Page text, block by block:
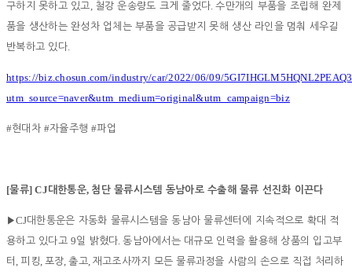
구하지 못하고 있고, 철강 운송량도 크게 줄었다.수만개의 부품을 조립해 완제
품을 생산하는 완성차 업체는 부품을 공급받지 못해 생산 라인을 멈춰 세우길
반복하고 있다.
https://biz.chosun.com/industry/car/2022/06/09/
utm_source=naver&utm_medium=original&utm_campaign=biz
#현대차#자율주행#파업
[물류] CJ대한통운, 첨단 물류시스템 동남아로 수출해 물류 선진화 이끈다
▶CJ대한통운은 자동화 물류시스템을 동남아 물류센터에 지속적으로 확대 적
용하고 있다고9일 밝혔다.동남아에서는 대규모 인력을 활용해 상품의 입고부
터 , 피킹, 포장,출고, 재고조사까지 모든 물류과정을 사람의 손으로 직접 처리하